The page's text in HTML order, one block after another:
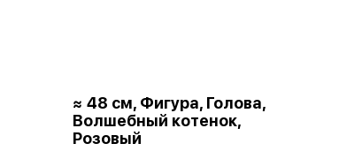
≈ 48 см, Фигура, Голова,
Волшебный котенок,
Розовый